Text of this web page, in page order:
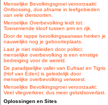
Menselijke Bevolkingsgroei veroorzaakt:
Ontbossing, dus afname in leefgebieden
van vele diersoorten.
Menselijke Overbevolking leidt tot:
Toenemende kloof tussen arm en rijk.
Door de rappe bevolkingsaanwas herken je
nauwelijks nog je geboorteplaats.
Laat je niet misleiden door politici:
menselijke overbevolking is een ernstige
bedreiging voor de wereld.
De paradijselijke vallei van Eufraat en Tigris
(Hof van Eden) is geleidelijk door
menselijke overbevolking verwoest.
Menselijke Bevolkingsgroei veroorzaakt:
Veel vliegverkeer, dus meer geluidsoverlast.
Oplossingen en Sites